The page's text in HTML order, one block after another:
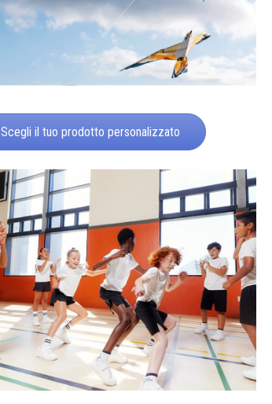
Scegli il tuo prodotto personalizzato